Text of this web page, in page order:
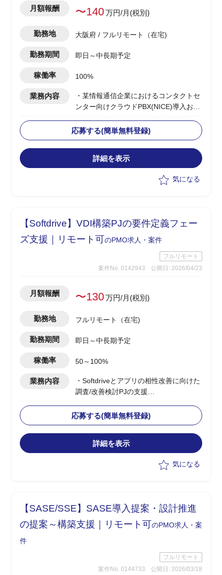
月額報酬 〜140万円/月(税別)
勤務地 大阪府 / フルリモート（在宅)
勤務期間 即日～中長期予定
稼働率 100%
業務内容
・某情報通信企業におけるコンタクトセ
ンター向けクラウドPBX(NICE)導入およ
・コンタクトセンター基盤導入の上流提
案から実装までの推進
・顧客への提案活動を通じた案件創出お
よび案件獲得のリード
理を行いながらPJ推進を実施
応募する(簡単無料登録)
詳細を表示
気になる
【Softdrive】VDI構築PJの要件定義フェー
ズ支援｜リモート可のPMO求人・案件
フルリモート
案件No. 0142943
公開日: 2026/04/23
月額報酬 〜130万円/月(税別)
勤務地 フルリモート（在宅)
勤務期間 即日～中長期予定
稼働率 50～100%
業務内容
・Softdriveとアプリの相性改善に向けた
調査/改善検討PJの支援
を踏まえた改善策の検討と要件整理を担
当
・Softdrive領域における技術的な理解を
もとに、各種ステークホルダーとの調整
・手探り状態の中で主導的に改善案を提
応募する(簡単無料登録)
詳細を表示
気になる
【SASE/SSE】SASE導入提案・設計推進
の提案～構築支援｜リモート可のPMO求人・案
件
フルリモート
案件No. 0144733
公開日: 2026/03/18